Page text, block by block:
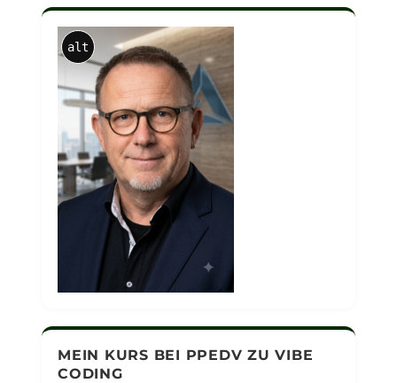
alt
MEIN KURS BEI PPEDV ZU VIBE
CODING